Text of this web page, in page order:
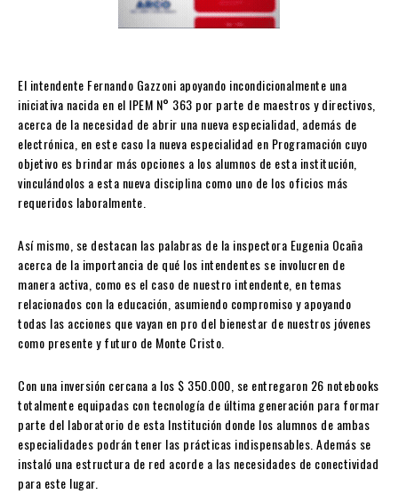
El intendente Fernando Gazzoni apoyando incondicionalmente una
iniciativa nacida en el IPEM N° 363 por parte de maestros y directivos,
acerca de la necesidad de abrir una nueva especialidad, además de
electrónica, en este caso la nueva especialidad en Programación cuyo
objetivo es brindar más opciones a los alumnos de esta institución,
vinculándolos a esta nueva disciplina como uno de los oficios más
requeridos laboralmente.
Así mismo, se destacan las palabras de la inspectora Eugenia Ocaña
acerca de la importancia de qué los intendentes se involucren de
manera activa, como es el caso de nuestro intendente, en temas
relacionados con la educación, asumiendo compromiso y apoyando
todas las acciones que vayan en pro del bienestar de nuestros jóvenes
como presente y futuro de Monte Cristo.
Con una inversión cercana a los $ 350.000, se entregaron 26 notebooks
totalmente equipadas con tecnología de última generación para formar
parte del laboratorio de esta Institución donde los alumnos de ambas
especialidades podrán tener las prácticas indispensables. Además se
instaló una estructura de red acorde a las necesidades de conectividad
para este lugar.